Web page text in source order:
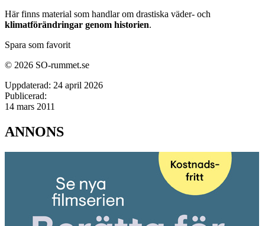
Här finns material som handlar om drastiska väder- och
klimatförändringar genom historien.
Spara som favorit
© 2026 SO-rummet.se
Uppdaterad: 24 april 2026
Publicerad:
14 mars 2011
ANNONS